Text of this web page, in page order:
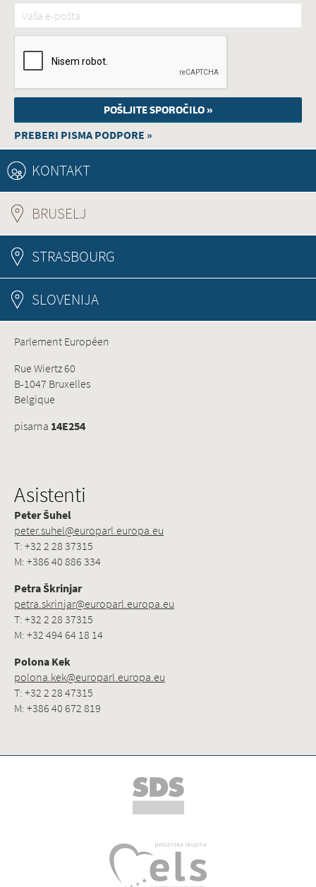
Vaša e-pošta*
PREBERI PISMA PODPORE »
KONTAKT
BRUSELJ
STRASBOURG
SLOVENIJA
Parlement Européen
Rue Wiertz 60
B-1047 Bruxelles
Belgique
pisarna 14E254
Asistenti
Peter Šuhel
peter.suhel@europarl.europa.eu
T: +32 2 28 37315
M: +386 40 886 334
Petra Škrinjar
petra.skrinjar@europarl.europa.eu
T: +32 2 28 37315
M: +32 494 64 18 14
Polona Kek
polona.kek@europarl.europa.eu
T: +32 2 28 47315
M: +386 40 672 819